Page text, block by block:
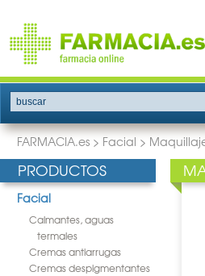
buscar
FARMACIA.es > Facial >
PRODUCTOS
Facial
Calmantes, aguas
termales
Cremas antiarrugas
Cremas despigmentantes